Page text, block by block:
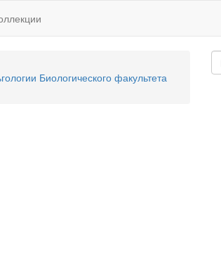
Биологического факультета